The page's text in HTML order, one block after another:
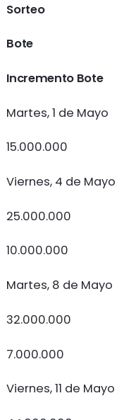
Sorteo
Bote
Incremento Bote
Martes, 1 de Mayo
15.000.000
Viernes, 4 de Mayo
25.000.000
10.000.000
Martes, 8 de Mayo
32.000.000
7.000.000
Viernes, 11 de Mayo